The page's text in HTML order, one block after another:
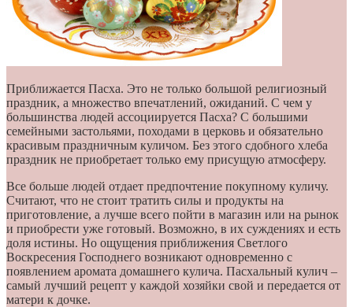
Приближается Пасха. Это не только большой религиозный
праздник, а множество впечатлений, ожиданий. С чем у
большинства людей ассоциируется Пасха? С большими
семейными застольями, походами в церковь и обязательно
красивым праздничным куличом. Без этого сдобного хлеба
праздник не приобретает только ему присущую атмосферу.
Все больше людей отдает предпочтение покупному куличу.
Считают, что не стоит тратить силы и продукты на
приготовление, а лучше всего пойти в магазин или на рынок
и приобрести уже готовый. Возможно, в их суждениях и есть
доля истины. Но ощущения приближения Светлого
Воскресения Господнего возникают одновременно с
появлением аромата домашнего кулича. Пасхальный кулич –
самый лучший рецепт у каждой хозяйки свой и передается от
матери к дочке.